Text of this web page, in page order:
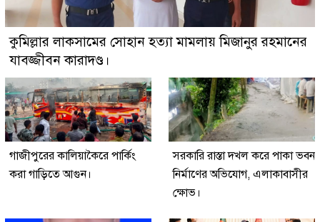
কুমিল্লার লাকসামের সোহান হত্যা মামলায় মিজানুর রহমানের
যাবজ্জীবন কারাদণ্ড।
গাজীপুরের কালিয়াকৈরে পার্কিং
করা গাড়িতে আগুন।
সরকারি রাস্তা দখল করে পাকা ভবন
নির্মাণের অভিযোগ, এলাকাবাসীর
ক্ষোভ।